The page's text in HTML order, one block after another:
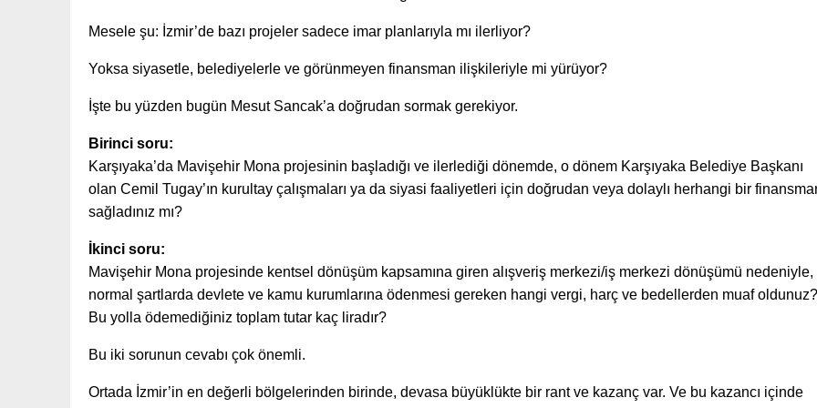
Mesele şu: İzmir’de bazı projeler sadece imar planlarıyla mı ilerliyor?
Yoksa siyasetle, belediyelerle ve görünmeyen finansman ilişkileriyle mi yürüyor?
İşte bu yüzden bugün Mesut Sancak’a doğrudan sormak gerekiyor.
Birinci soru:
Karşıyaka’da Mavişehir Mona projesinin başladığı ve ilerlediği dönemde, o dönem Karşıyaka Belediye Başkanı
olan Cemil Tugay’ın kurultay çalışmaları ya da siyasi faaliyetleri için doğrudan veya dolaylı herhangi bir
sağladınız mı?
İkinci soru:
Mavişehir Mona projesinde kentsel dönüşüm kapsamına giren alışveriş merkezi/iş merkezi dönüşümü nedeniyle,
normal şartlarda devlete ve kamu kurumlarına ödenmesi gereken hangi vergi, harç ve bedellerden muaf oldunuz?
Bu yolla ödemediğiniz toplam tutar kaç liradır?
Bu iki sorunun cevabı çok önemli.
Ortada İzmir’in en değerli bölgelerinden birinde, devasa büyüklükte bir rant ve kazanç var. Ve bu kazancı içinde